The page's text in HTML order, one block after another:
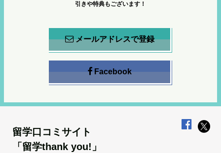
引きや特典もございます！
メールアドレスで登録
Facebook
留学口コミサイト
「留学thank you!」